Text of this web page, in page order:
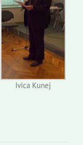
Ivica Kunej